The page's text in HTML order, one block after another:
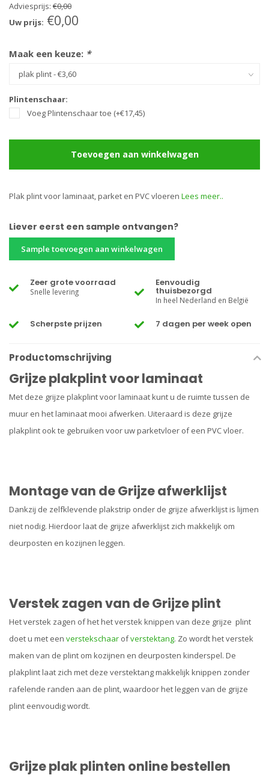
Adviesprijs: €0,00
Uw prijs: €0,00
Maak een keuze: *
Plintenschaar:
Voeg Plintenschaar toe (+€17,45)
Toevoegen aan winkelwagen
Plak plint voor laminaat, parket en PVC vloeren Lees meer..
Liever eerst een sample ontvangen?
Sample toevoegen aan winkelwagen
Zeer grote voorraad
Snelle levering
Eenvoudig
thuisbezorgd
In heel Nederland en België
Scherpste prijzen 7 dagen per week open
Productomschrijving
Grijze plakplint voor laminaat
Met deze grijze plakplint voor laminaat kunt u de ruimte tussen de
muur en het laminaat mooi afwerken. Uiteraard is deze grijze
plakplint ook te gebruiken voor uw parketvloer of een PVC vloer.
Montage van de Grijze afwerklijst
Dankzij de zelfklevende plakstrip onder de grijze afwerklijst is lijmen
niet nodig. Hierdoor laat de grijze afwerklijst zich makkelijk om
deurposten en kozijnen leggen.
Verstek zagen van de Grijze plint
Het verstek zagen of het het verstek knippen van deze grijze plint
doet u met een verstekschaar ofverstektang. Zo wordt het verstek
maken van de plint om kozijnen en deurposten kinderspel. De
plakplint laat zich met deze verstektang makkelijk knippen zonder
rafelende randen aan de plint, waardoor het leggen van de grijze
plint eenvoudig wordt.
Grijze plak plinten online bestellen